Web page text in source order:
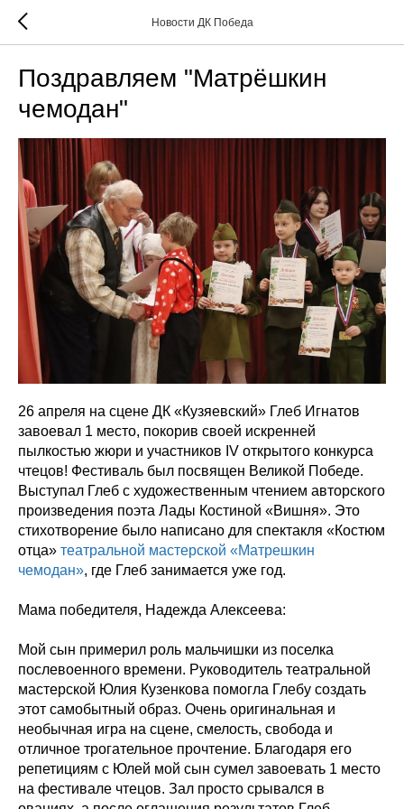
Новости ДК Победа
Поздравляем "Матрёшкин
чемодан"
26 апреля на сцене ДК «Кузяевский» Глеб Игнатов
завоевал 1 место, покорив своей искренней
пылкостью жюри и участников IV открытого конкурса
чтецов! Фестиваль был посвящен Великой Победе.
Выступал Глеб с художественным чтением авторского
произведения поэта Лады Костиной «Вишня». Это
стихотворение было написано для спектакля «Костюм
отца» театральной мастерской «Матрешкин
чемодан», где Глеб занимается уже год.
Мама победителя, Надежда Алексеева:
Мой сын примерил роль мальчишки из поселка
послевоенного времени. Руководитель театральной
мастерской Юлия Кузенкова помогла Глебу создать
этот самобытный образ. Очень оригинальная и
необычная игра на сцене, смелость, свобода и
отличное трогательное прочтение. Благодаря его
репетициям с Юлей мой сын сумел завоевать 1 место
на фестивале чтецов. Зал просто срывался в